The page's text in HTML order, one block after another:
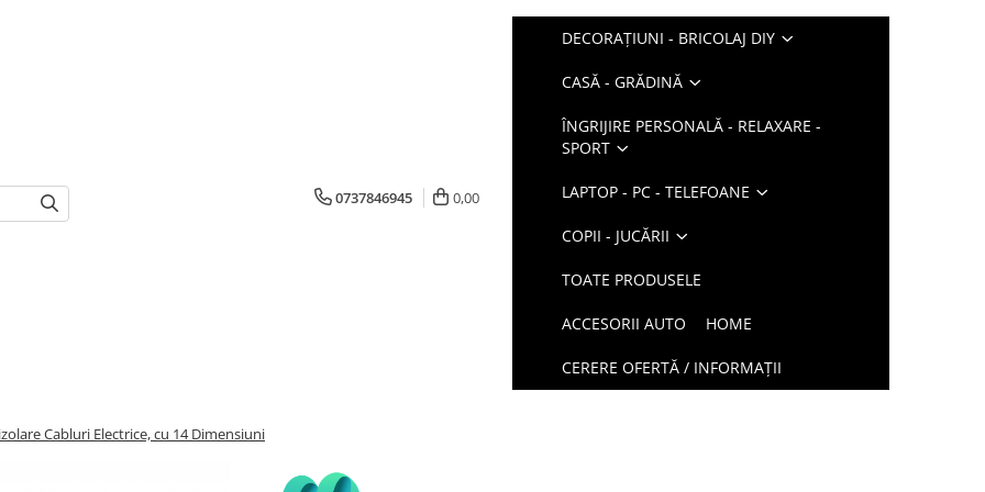
0737846945 0,00
DECORAȚIUNI - BRICOLAJ DIY
CASĂ - GRĂDINĂ
ÎNGRIJIRE PERSONALĂ - RELAXARE -
SPORT
LAPTOP - PC - TELEFOANE
COPII - JUCĂRII
TOATE PRODUSELE
ACCESORII AUTO HOME
CERERE OFERTĂ / INFORMAȚII
Cabluri Electrice, cu 14 Dimensiuni